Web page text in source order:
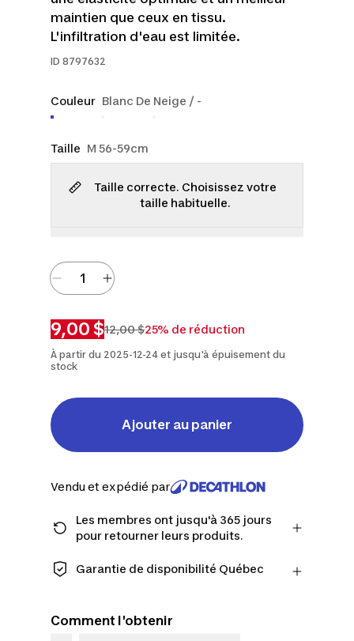
maintien que ceux en tissu.
L'infiltration d'eau est limitée.
ID 8797632
Couleur Blanc De Neige / -
Taille M 56-59cm
Taille correcte. Choisissez votre
taille habituelle.
9,00 $12,00 $25% de réduction
À partir du 2025-12-24 et jusqu'à épuisement du
stock
Ajouter au panier
Vendu et expédié par
Les membres ont jusqu'à 365 jours
pour retourner leurs produits.
et obtenez plus de temps pour
En savoir plus
Garantie de disponibilité Québec
offre une vaste sélection de services de
Comment l'obtenir